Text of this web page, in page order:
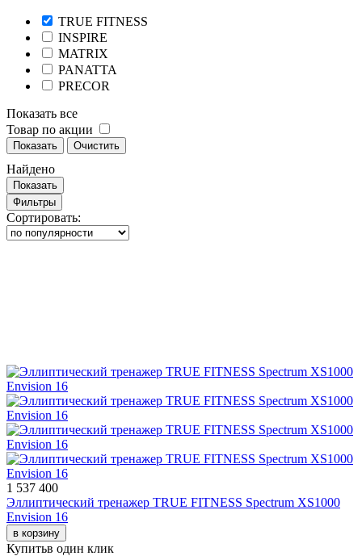
TRUE FITNESS
INSPIRE
MATRIX
PANATTA
PRECOR
Показать все
Товар по акции
Показать Очистить
Найдено
Показать
Фильтры
Сортировать:
1 537 400
Эллиптический тренажер TRUE FITNESS Spectrum XS1000
Envision 16
в корзину
Купитьв один клик